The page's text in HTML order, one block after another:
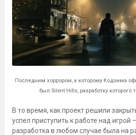
Последним хоррором, к которому Кодзима
был Silent Hills, разработку которого
В то время, как проект решили
успел приступить к работе над игрой
разработка в любом случае была на